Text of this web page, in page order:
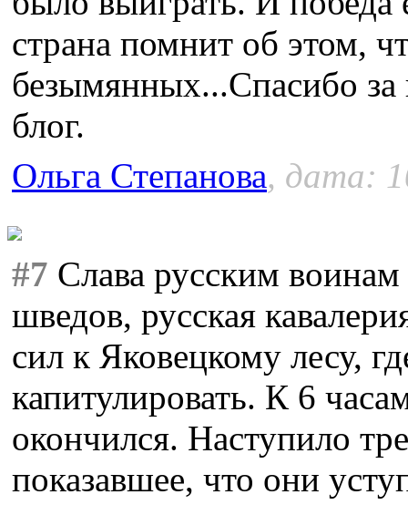
страна помнит об этом,
безымянных...Спасибо
блог.
Ольга Степанова, дата:
#7 Слава русским
шведов, русская
сил к Яковецкому лесу,
капитулировать. К 6
окончился. Наступило
показавшее, что они